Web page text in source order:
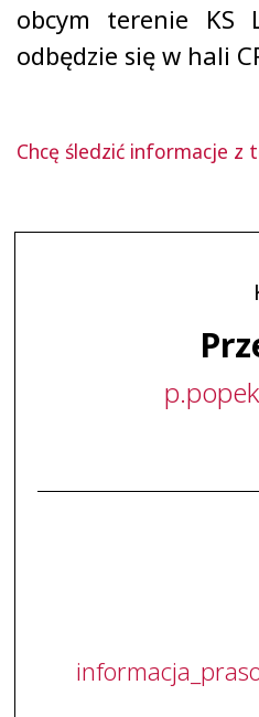
obcym terenie KS
odbędzie się w hali
Chcę śledzić informacje
p.popek